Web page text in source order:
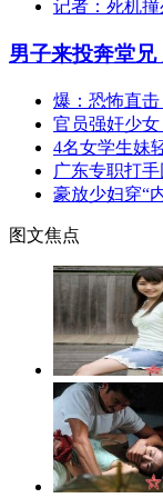
记者：死机
男子来投奔堂兄
爆：恐怖直
官员强奸少
4名女学生妹
广东专职打
豪放少妇穿“
图文焦点